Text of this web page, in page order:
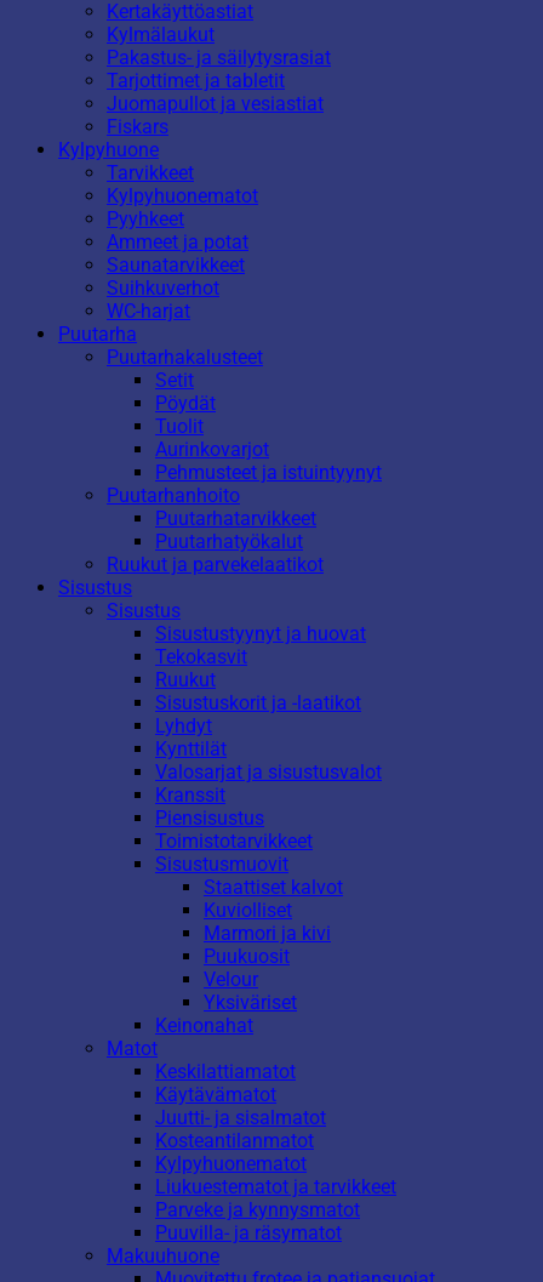
Kertakäyttöastiat
Kylmälaukut
Pakastus- ja säilytysrasiat
Tarjottimet ja tabletit
Juomapullot ja vesiastiat
Fiskars
Kylpyhuone
Tarvikkeet
Kylpyhuonematot
Pyyhkeet
Ammeet ja potat
Saunatarvikkeet
Suihkuverhot
WC-harjat
Puutarha
Puutarhakalusteet
Setit
Pöydät
Tuolit
Aurinkovarjot
Pehmusteet ja istuintyynyt
Puutarhanhoito
Puutarhatarvikkeet
Puutarhatyökalut
Ruukut ja parvekelaatikot
Sisustus
Sisustus
Sisustustyynyt ja huovat
Tekokasvit
Ruukut
Sisustuskorit ja -laatikot
Lyhdyt
Kynttilät
Valosarjat ja sisustusvalot
Kranssit
Piensisustus
Toimistotarvikkeet
Sisustusmuovit
Staattiset kalvot
Kuviolliset
Marmori ja kivi
Puukuosit
Velour
Yksiväriset
Keinonahat
Matot
Keskilattiamatot
Käytävämatot
Juutti- ja sisalmatot
Kosteantilanmatot
Kylpyhuonematot
Liukuestematot ja tarvikkeet
Parveke ja kynnysmatot
Puuvilla- ja räsymatot
Makuuhuone